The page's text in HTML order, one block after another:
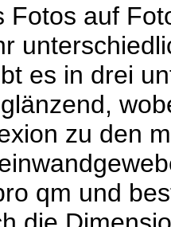
Fotos auf
es in drei
zu den
qm und